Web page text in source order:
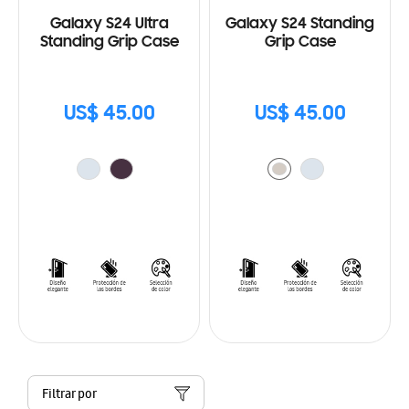
Galaxy S24 Ultra
Standing Grip Case
US$ 45.00
Galaxy S24 Standing
Grip Case
US$ 45.00
Filtrar por